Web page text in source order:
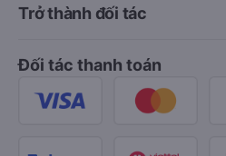
Trở thành đối tác
Đối tác thanh toán